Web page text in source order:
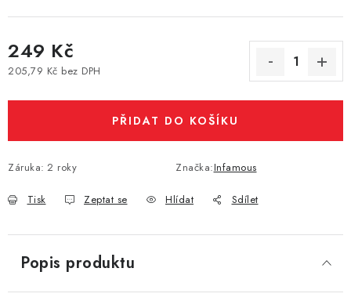
Vše o nákupu Jak reklamovat či vrátit zboží
Recenze
Kontakty
Prodejny
249 Kč
205,79 Kč bez DPH
PŘIDAT DO KOŠÍKU
Záruka: 2 roky Značka:Infamous
Tisk Zeptat se Hlídat Sdílet
Popis produktu